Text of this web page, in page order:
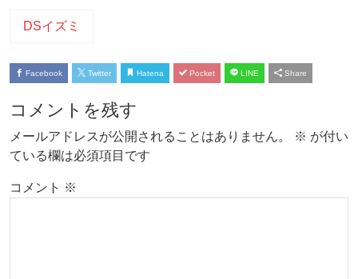
DSイズミ
Facebook Twitter Hatena Pocket LINE Share
コメントを残す
メールアドレスが公開されることはありません。 ※ が付い
ている欄は必須項目です
コメント ※